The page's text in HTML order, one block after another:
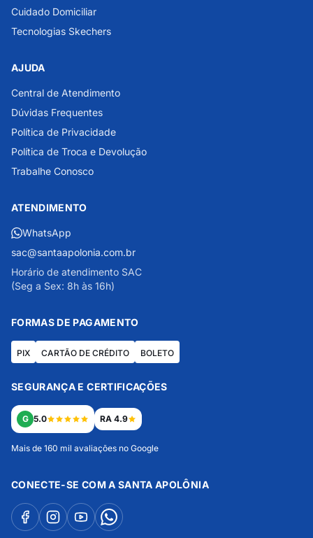
Cuidado Domiciliar
Tecnologias Skechers
AJUDA
Central de Atendimento
Dúvidas Frequentes
Política de Privacidade
Política de Troca e Devolução
Trabalhe Conosco
ATENDIMENTO
WhatsApp
sac@santaapolonia.com.br
Horário de atendimento SAC
(Seg a Sex: 8h às 16h)
FORMAS DE PAGAMENTO
PIX CARTÃO DE CRÉDITO BOLETO
SEGURANÇA E CERTIFICAÇÕES
G 5.0 RA 4.9
Mais de 160 mil avaliações no Google
CONECTE-SE COM A SANTA APOLÔNIA